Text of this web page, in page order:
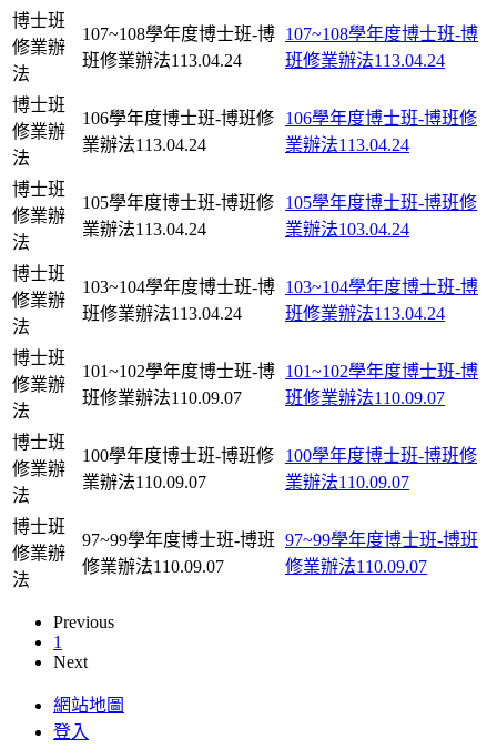
博士班
修業辦
法
107~108學年度博士班-博
班修業辦法113.04.24
107~108學年度博士班-博
班修業辦法113.04.24
博士班
修業辦
法
106學年度博士班-博班修
業辦法113.04.24
106學年度博士班-博班修
業辦法113.04.24
博士班
修業辦
法
105學年度博士班-博班修
業辦法113.04.24
105學年度博士班-博班修
業辦法103.04.24
博士班
修業辦
法
103~104學年度博士班-博
班修業辦法113.04.24
103~104學年度博士班-博
班修業辦法113.04.24
博士班
修業辦
法
101~102學年度博士班-博
班修業辦法110.09.07
101~102學年度博士班-博
班修業辦法110.09.07
博士班
修業辦
法
100學年度博士班-博班修
業辦法110.09.07
100學年度博士班-博班修
業辦法110.09.07
博士班
修業辦
法
97~99學年度博士班-博班
修業辦法110.09.07
97~99學年度博士班-博班
修業辦法110.09.07
Previous
1
Next
網站地圖
登入